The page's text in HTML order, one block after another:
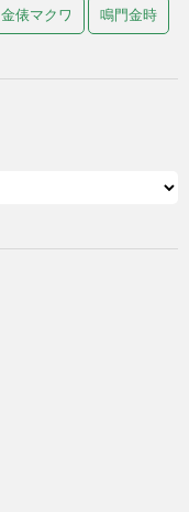
金俵マクワ 鳴門金時